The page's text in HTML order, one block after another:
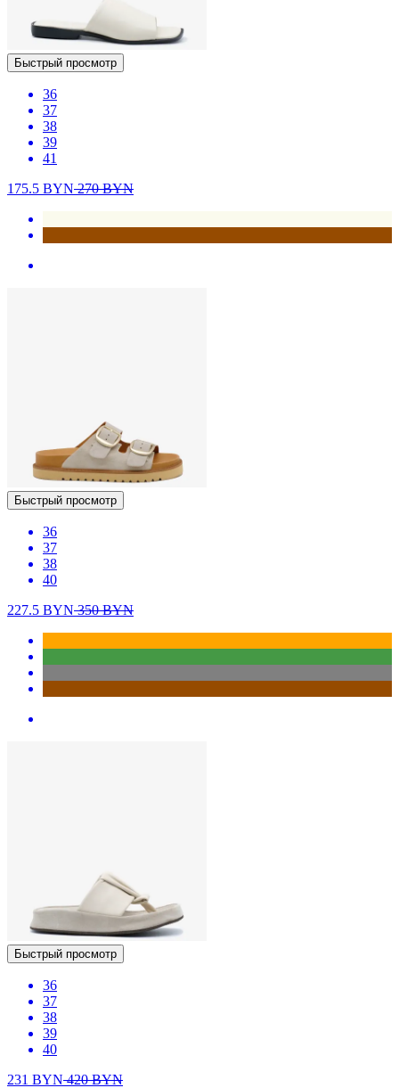
Быстрый просмотр
36
37
38
39
41
175.5 BYN270BYN
Быстрый просмотр
36
37
38
40
227.5 BYN350BYN
Быстрый просмотр
36
37
38
39
40
231 BYN420BYN